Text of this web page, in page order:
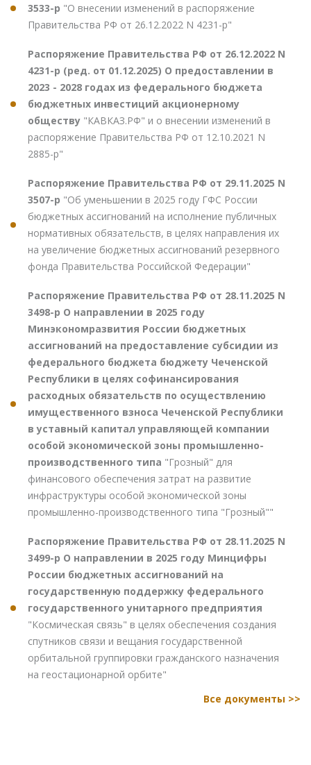
3533-р "О внесении изменений в распоряжение
Правительства РФ от 26.12.2022 N 4231-р"
Распоряжение Правительства РФ от 26.12.2022 N
4231-р (ред. от 01.12.2025) О предоставлении в
2023 - 2028 годах из федерального бюджета
бюджетных инвестиций акционерному
обществу "КАВКАЗ.РФ" и о внесении изменений в
распоряжение Правительства РФ от 12.10.2021 N
2885-р"
Распоряжение Правительства РФ от 29.11.2025 N
3507-р "Об уменьшении в 2025 году ГФС России
бюджетных ассигнований на исполнение публичных
нормативных обязательств, в целях направления их
на увеличение бюджетных ассигнований резервного
фонда Правительства Российской Федерации"
Распоряжение Правительства РФ от 28.11.2025 N
3498-р О направлении в 2025 году
Минэкономразвития России бюджетных
ассигнований на предоставление субсидии из
федерального бюджета бюджету Чеченской
Республики в целях софинансирования
расходных обязательств по осуществлению
имущественного взноса Чеченской Республики
в уставный капитал управляющей компании
особой экономической зоны промышленно-
производственного типа "Грозный" для
финансового обеспечения затрат на развитие
инфраструктуры особой экономической зоны
промышленно-производственного типа "Грозный""
Распоряжение Правительства РФ от 28.11.2025 N
3499-р О направлении в 2025 году Минцифры
России бюджетных ассигнований на
государственную поддержку федерального
государственного унитарного предприятия
"Космическая связь" в целях обеспечения создания
спутников связи и вещания государственной
орбитальной группировки гражданского назначения
на геостационарной орбите"
Все документы >>